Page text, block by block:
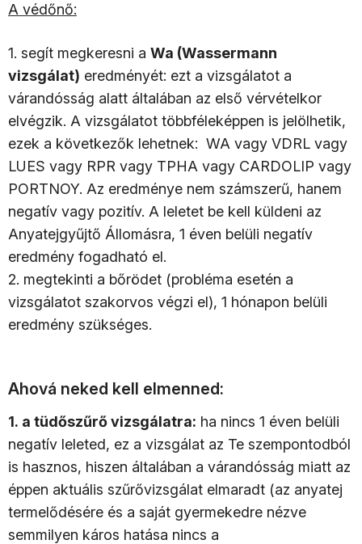
A védőnő:
1. segít megkeresni a Wa (Wassermann
vizsgálat) eredményét: ezt a vizsgálatot a
várandósság alatt általában az első vérvételkor
elvégzik. A vizsgálatot többféleképpen is jelölhetik,
ezek a következők lehetnek: WA vagy VDRL vagy
LUES vagy RPR vagy TPHA vagy CARDOLIP vagy
PORTNOY. Az eredménye nem számszerű, hanem
negatív vagy pozitív. A leletet be kell küldeni az
Anyatejgyűjtő Állomásra, 1 éven belüli negatív
eredmény fogadható el.
2. megtekinti a bőrödet (probléma esetén a
vizsgálatot szakorvos végzi el), 1 hónapon belüli
eredmény szükséges.
Ahová neked kell elmenned:
1. a tüdőszűrő vizsgálatra: ha nincs 1 éven belüli
negatív leleted, ez a vizsgálat az Te szempontodból
is hasznos, hiszen általában a várandósság miatt az
éppen aktuális szűrővizsgálat elmaradt (az anyatej
termelődésére és a saját gyermekedre nézve
semmilyen káros hatása nincs a